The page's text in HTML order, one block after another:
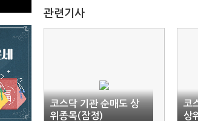
관련기사
코스닥 기관 순매도 상
위종목(잠정)
코
상